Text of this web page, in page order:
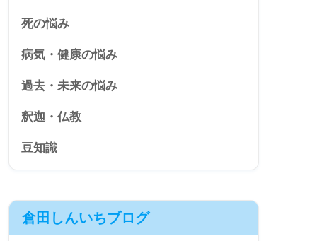
死の悩み
病気・健康の悩み
過去・未来の悩み
釈迦・仏教
豆知識
倉田しんいちブログ